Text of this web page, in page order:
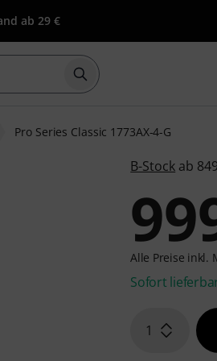
ab 29 €
Suche mit Suchwort
Pro Series Classic 1773AX-4-G
B-Stock ab
Alle Preise inkl.
Sofort
1